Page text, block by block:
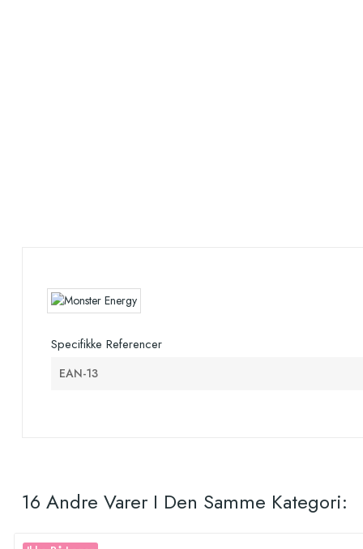
Specifikke Referencer
EAN-13
16 Andre Varer I Den Samme Kategori: